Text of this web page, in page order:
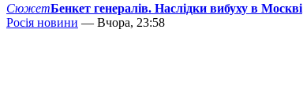
СюжетБенкет генералів. Наслідки вибуху в Москві
Росія новини — Вчора, 23:58